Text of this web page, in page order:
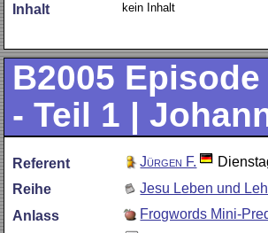
Inhalt
kein Inhalt
B2005
- Teil 1 |
Referent Jürgen F.
Reihe
Jesu Leben und
Anlass
Frogwords Mini-